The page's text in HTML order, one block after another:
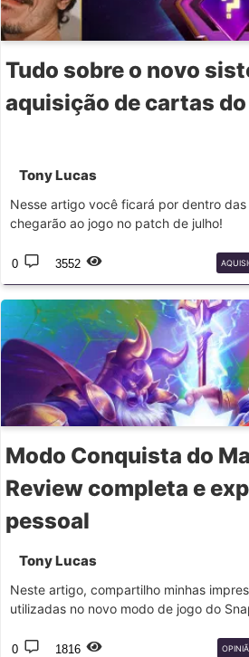
Tudo sobre o novo
aquisição de cartas
Tony Lucas
Nesse artigo você ficará por dentro
chegarão ao jogo no patch de julho!
0 3552
POOL
Modo Conquista do
Review completa e
pessoal
Tony Lucas
Neste artigo, compartilho minhas
utilizadas no novo modo de jogo do
0 1816